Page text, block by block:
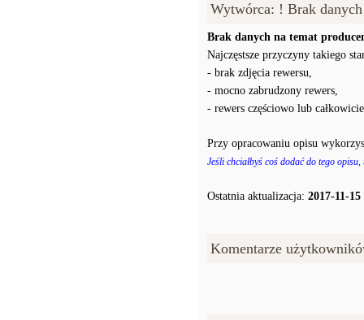
Wytwórca: ! Brak danych
Brak danych na temat
Najczęstsze przyczyny takiego
- brak zdjęcia rewersu,
- mocno zabrudzony rewers,
- rewers częściowo lub
Przy opracowaniu opisu
Jeśli chciałbyś coś dodać do tego
Ostatnia aktualizacja: 2017-11-15
Komentarze